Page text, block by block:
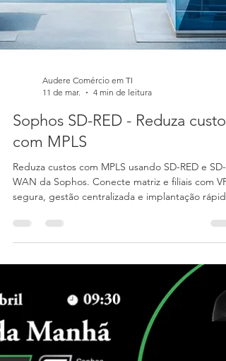
Audere Comércio em TI
11 de mar.
4 min de leitura
com MPLS
Reduza custos com MPLS usando SD-RED e SD-
segura, gestão centralizada e implantação
Fale com a Audere.